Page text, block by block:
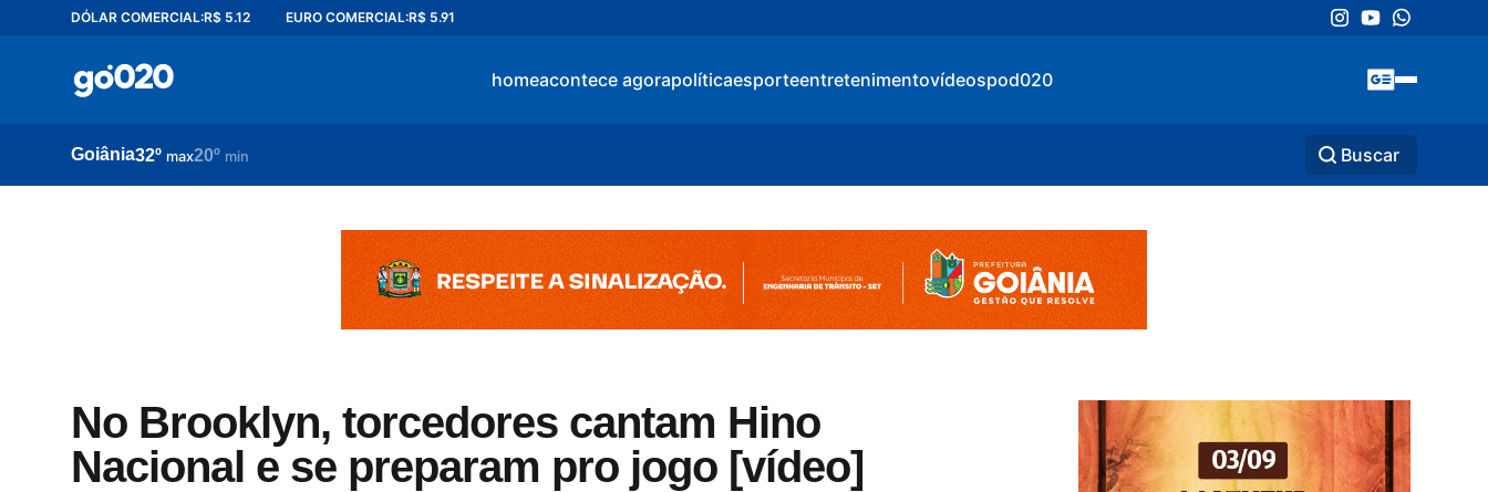
DÓLAR COMERCIAL:R$ 5.12 EURO COMERCIAL:R$ 5.91
homeacontece agorapolíticaesporteentretenimentovídeospod020
Goiânia32º max20º min Buscar
No Brooklyn, torcedores cantam Hino
Nacional e se preparam pro jogo [vídeo]
acontece agora
esporte